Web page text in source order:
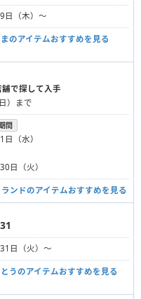
日（木）〜
のアイテムおすすめを見る
で探して入手
）まで
間
（水）
日（火）
ンドのアイテムおすすめを見る
日（火）〜
うのアイテムおすすめを見る